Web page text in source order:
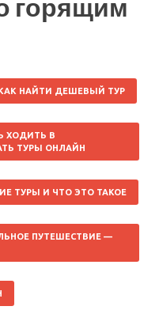
горящим
НАЙТИ ДЕШЕВЫЙ ТУР
ХОДИТЬ В
ТУРЫ ОНЛАЙН
ТУРЫ И ЧТО ЭТО ТАКОЕ
ПУТЕШЕСТВИЕ —